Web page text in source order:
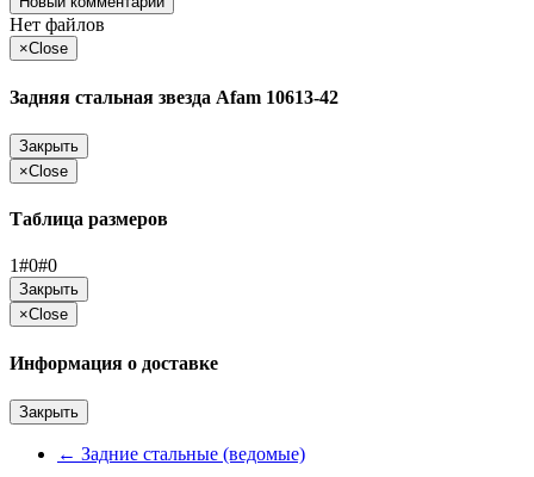
Нет файлов
×Close
Задняя стальная звезда Afam 10613-42
Закрыть
×Close
Таблица размеров
1#0#0
Закрыть
×Close
Информация о доставке
Закрыть
← Задние стальные (ведомые)